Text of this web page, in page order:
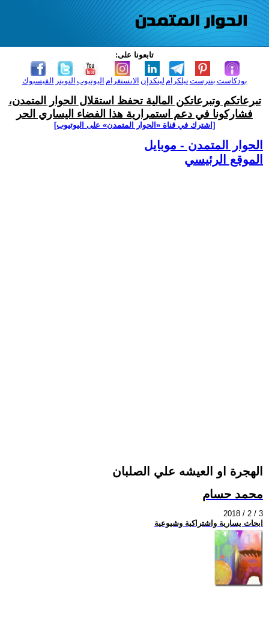
تابعونا على:
الفيسبوك التويتر اليوتيوب الانستغرام لينكدإن تيلكرامبنترست بودكاست
تبرعاتكم وتبرعاتكن المالية تحفظ استقلال الحوار المتمدن،
فشاركونا في دعم استمرارية هذا الفضاء اليساري الحر
[اشترك في قناة ‫«الحوار المتمدن» على اليوتيوب]
الحوار المتمدن - موبايل
الموقع الرئيسي
الهجرة او العيشه علي الصلبان
محمد حسام
2018 / 2 / 3
ابحاث يسارية واشتراكية وشيوعية